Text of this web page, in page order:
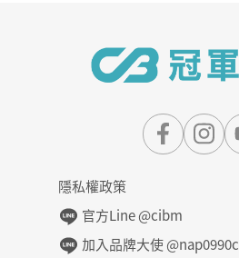
隱私權政策
官方Line @cibm
加入品牌大使 @nap0990c